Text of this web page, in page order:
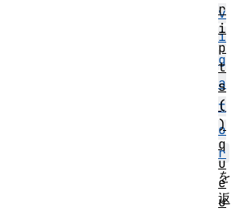
v
i
g
a
t
o
r
を
返
r
i
p
t
s
(
)
q
u
e
u